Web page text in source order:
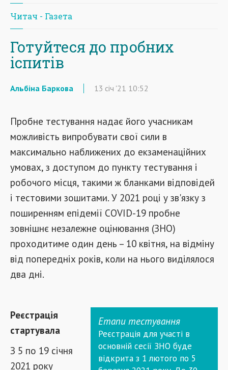
Читач - Газета
Готуйтеся до пробних
іспитів
Альбіна Баркова 13 січ '21 10:52
Пробне тестування надає його учасникам
можливість випробувати свої сили в
максимально наближених до екзаменаційних
умовах, з доступом до пункту тестування і
робочого місця, такими ж бланками відповідей
і тестовими зошитами. У 2021 році у зв'язку з
поширенням епідемії COVID-19 пробне
зовнішнє незалежне оцінювання (ЗНО)
проходитиме один день – 10 квітня, на відміну
від попередніх років, коли на нього виділялося
два дні.
Етапи тестування
Реєстрація для участі в
основній сесії ЗНО буде
відкрита з 1 лютого по 5
Реєстрація
стартувала
З 5 по 19 січня
2021 року